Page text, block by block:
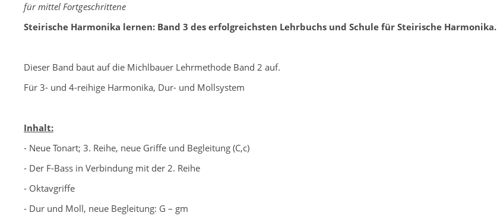
für mittel Fortgeschrittene
Steirische Harmonika lernen: Band 3 des erfolgreichsten Lehrbuchs und Schule für Steirische Harmonika.
Dieser Band baut auf die Michlbauer Lehrmethode Band 2 auf.
Für 3- und 4-reihige Harmonika, Dur- und Mollsystem
Inhalt:
- Neue Tonart; 3. Reihe, neue Griffe und Begleitung (C,c)
- Der F-Bass in Verbindung mit der 2. Reihe
- Oktavgriffe
- Dur und Moll, neue Begleitung: G – gm